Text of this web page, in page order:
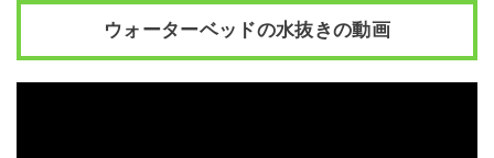
ウォーターベッドの水抜きの動画